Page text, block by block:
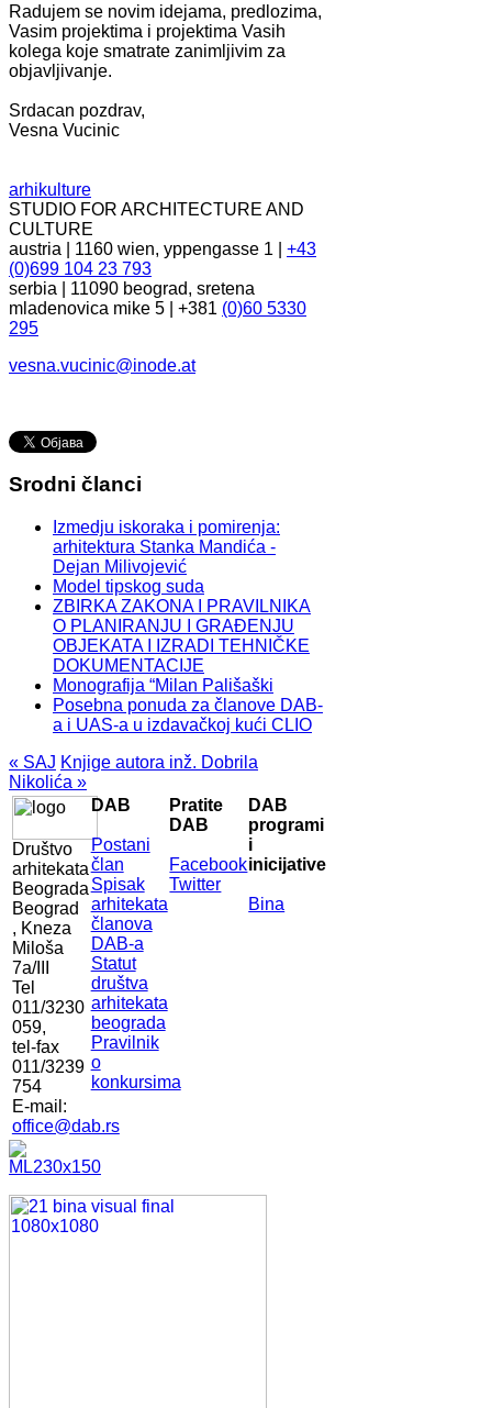
Radujem se novim idejama, predlozima,
Vasim projektima i projektima Vasih
kolega koje smatrate zanimljivim za
objavljivanje.
Srdacan pozdrav,
Vesna Vucinic
arhikulture
STUDIO FOR ARCHITECTURE AND
CULTURE
austria | 1160 wien, yppengasse 1 | +43
(0)699 104 23 793
serbia | 11090 beograd, sretena
mladenovica mike 5 | +381 (0)60 5330
295
vesna.vucinic@inode.at
Srodni članci
Izmedju iskoraka i pomirenja:
arhitektura Stanka Mandića -
Dejan Milivojević
Model tipskog suda
ZBIRKA ZAKONA I PRAVILNIKA
O PLANIRANJU I GRAĐENJU
OBJEKATA I IZRADI TEHNIČKE
DOKUMENTACIJE
Monografija “Milan Pališaški
Posebna ponuda za članove DAB-
a i UAS-a u izdavačkoj kući CLIO
« SAJ Knjige autora inž. Dobrila
Nikolića »
Društvo
arhitekata
Beograda
Beograd
, Kneza
Miloša
7a/III
Tel
011/3230
059,
tel-fax
011/3239
754
E-mail:
office@dab.rs
DAB
Postani
član
Spisak
arhitekata
članova
DAB-a
Statut
društva
arhitekata
beograda
Pravilnik
o
konkursima
Pratite
DAB
Facebook
Twitter
DAB
programi
i
inicijative
Bina